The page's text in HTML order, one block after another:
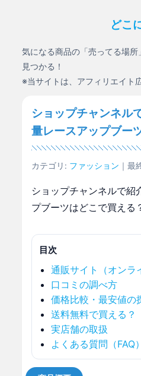
どこ
気になる商品の「売ってる場
見つかる！
※当サイトは、アフィリエイト
ショップチャンネル
量レースアップブー
カテゴリ: ファッション ｜最
ショップチャンネルで
プブーツはどこで買える
目次
通販サイト（オンラ
口コミの調べ方
価格比較・最安値の
送料無料で買える？
実店舗の取扱
よくある質問（FAQ）